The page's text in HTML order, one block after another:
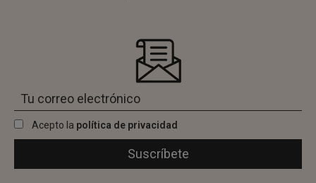
Acepto la política de privacidad